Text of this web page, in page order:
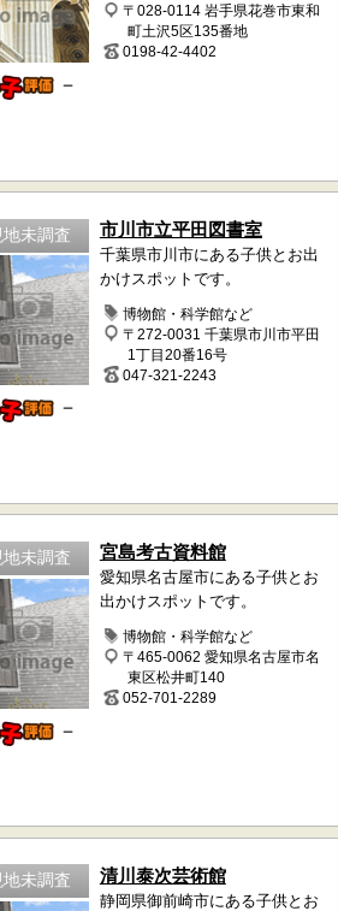
－
〒028-0114 岩手県花巻市東和
町土沢5区135番地
0198-42-4402
地未調査
－
市川市立平田図書室
千葉県市川市にある子供とお出
かけスポットです。
博物館・科学館など
〒272-0031 千葉県市川市平田
1丁目20番16号
047-321-2243
地未調査
－
宮島考古資料館
愛知県名古屋市にある子供とお
出かけスポットです。
博物館・科学館など
〒465-0062 愛知県名古屋市名
東区松井町140
052-701-2289
地未調査 清川泰次芸術館
静岡県御前崎市にある子供とお